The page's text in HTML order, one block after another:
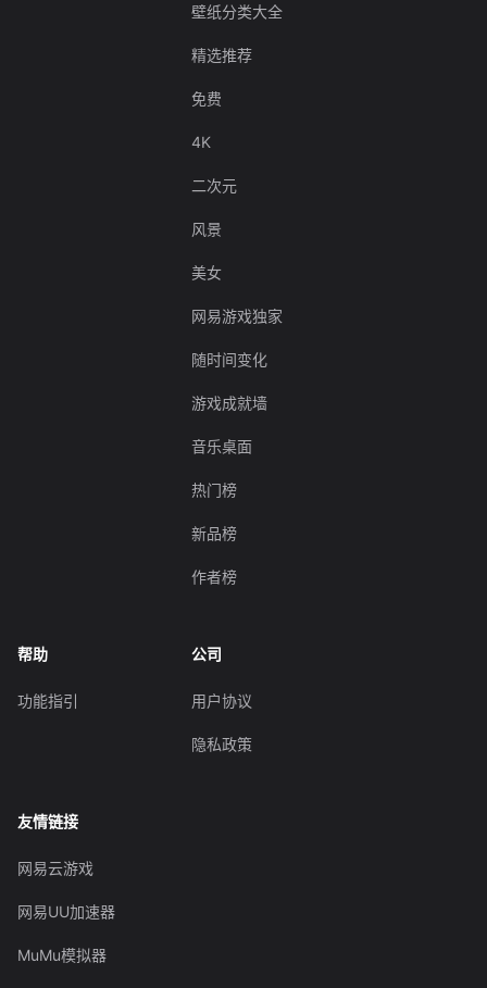
壁纸分类大全
精选推荐
免费
4K
二次元
风景
美女
网易游戏独家
随时间变化
游戏成就墙
音乐桌面
热门榜
新品榜
作者榜
帮助
功能指引
公司
用户协议
隐私政策
友情链接
网易云游戏
网易UU加速器
MuMu模拟器